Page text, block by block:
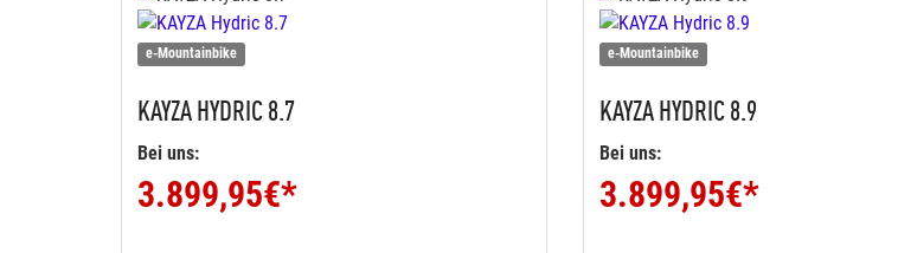
e-Mountainbike
KAYZAHYDRIC 8.7
Bei uns:
3.899,95€*
e-Mountainbike
KAYZAHYDRIC 8.9
Bei uns:
3.899,95€*